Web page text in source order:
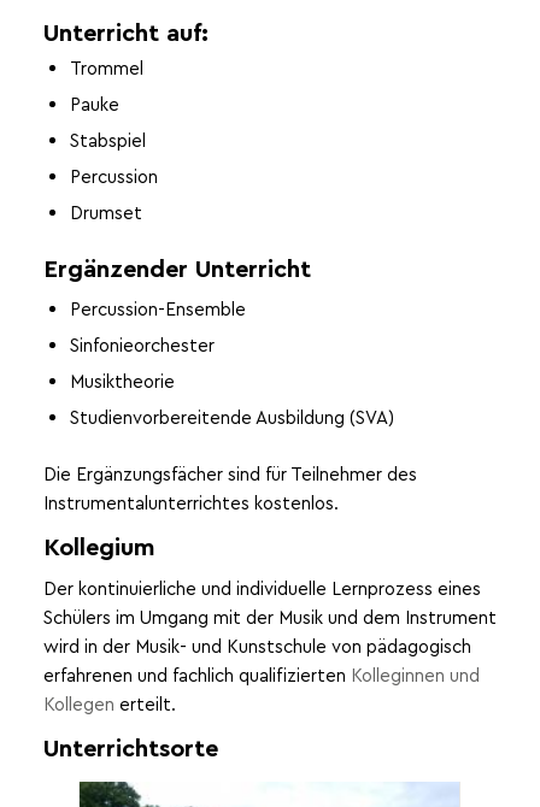
Unterricht auf:
Trommel
Pauke
Stabspiel
Percussion
Drumset
Ergänzender Unterricht
Percussion-Ensemble
Sinfonieorchester
Musiktheorie
Studienvorbereitende Ausbildung (SVA)
Die Ergänzungsfächer sind für Teilnehmer des
Instrumentalunterrichtes kostenlos.
Kollegium
Der kontinuierliche und individuelle Lernprozess eines
Schülers im Umgang mit der Musik und dem Instrument
wird in der Musik- und Kunstschule von pädagogisch
erfahrenen und fachlich qualifizierten Kolleginnen und
Kollegen erteilt.
Unterrichtsorte